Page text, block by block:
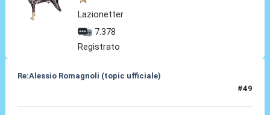
Lazionetter
7.378
Registrato
Re:Alessio Romagnoli (topic ufficiale)
#49